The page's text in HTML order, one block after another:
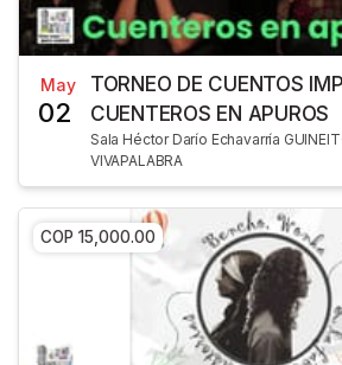
May
02
TORNEO DE CUENTOS
CUENTEROS EN APUROS
Sala Héctor Darío Echavarría
VIVAPALABRA
COP 15,000.00